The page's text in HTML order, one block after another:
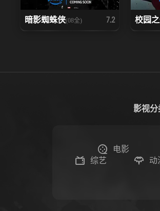
暗影蜘蛛侠(08全) 7.2 校园
影视分
电影
综艺
动